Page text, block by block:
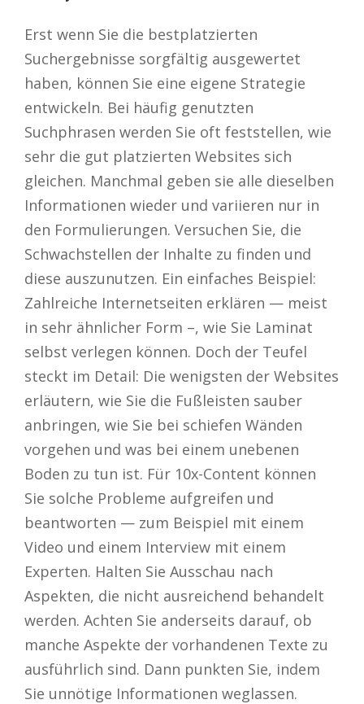
Erst wenn Sie die bestplatzierten
Suchergebnisse sorgfältig ausgewertet
haben, können Sie eine eigene Strategie
entwickeln. Bei häufig genutzten
Suchphrasen werden Sie oft feststellen, wie
sehr die gut platzierten Websites sich
gleichen. Manchmal geben sie alle dieselben
Informationen wieder und variieren nur in
den Formulierungen. Versuchen Sie, die
Schwachstellen der Inhalte zu finden und
diese auszunutzen. Ein einfaches Beispiel:
Zahlreiche Internetseiten erklären — meist
in sehr ähnlicher Form –, wie Sie Laminat
selbst verlegen können. Doch der Teufel
steckt im Detail: Die wenigsten der Websites
erläutern, wie Sie die Fußleisten sauber
anbringen, wie Sie bei schiefen Wänden
vorgehen und was bei einem unebenen
Boden zu tun ist. Für 10x-Content können
Sie solche Probleme aufgreifen und
beantworten — zum Beispiel mit einem
Video und einem Interview mit einem
Experten. Halten Sie Ausschau nach
Aspekten, die nicht ausreichend behandelt
werden. Achten Sie anderseits darauf, ob
manche Aspekte der vorhandenen Texte zu
ausführlich sind. Dann punkten Sie, indem
Sie unnötige Informationen weglassen.